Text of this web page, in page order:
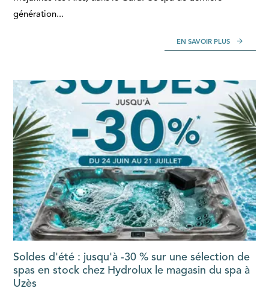
génération...
EN SAVOIR PLUS
Soldes d'été : jusqu'à -30 % sur une sélection de
spas en stock chez Hydrolux le magasin du spa à
Uzès